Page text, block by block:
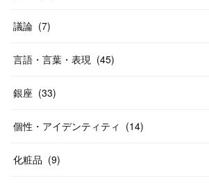
議論 (7)
言語・言葉・表現 (45)
銀座 (33)
個性・アイデンティティ (14)
化粧品 (9)